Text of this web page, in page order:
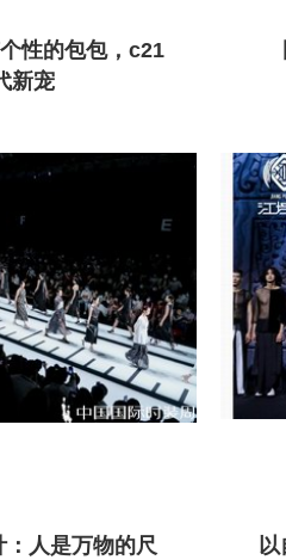
性的包包，c21
新宠
人是万物的尺 以